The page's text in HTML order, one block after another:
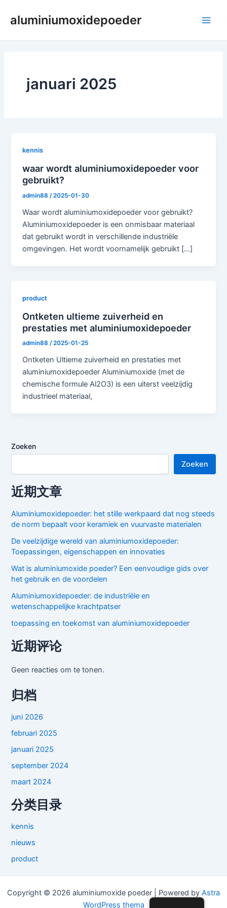
naaraluminiumoxidepoeder
januari 2025
kennis
waar wordt aluminiumoxidepoeder voor
gebruikt?
admin88/2025-01-30
Waar wordt aluminiumoxidepoeder voor gebruikt?
Aluminiumoxidepoeder is een onmisbaar materiaal
dat gebruikt wordt in verschillende industriële
omgevingen. Het wordt voornamelijk gebruikt [...]
product
Ontketen ultieme zuiverheid en
prestaties met aluminiumoxidepoeder
admin88/2025-01-25
Ontketen Ultieme zuiverheid en prestaties met
aluminiumoxidepoeder Aluminiumoxide (met de
chemische formule Al2O3) is een uiterst veelzijdig
industrieel materiaal,
Zoeken
Zoeken
近期文章
Aluminiumoxidepoeder: het stille werkpaard dat nog steeds
de norm bepaalt voor keramiek en vuurvaste materialen
De veelzijdige wereld van aluminiumoxidepoeder:
Toepassingen, eigenschappen en innovaties
Wat is aluminiumoxide poeder? Een eenvoudige gids over
het gebruik en de voordelen
Aluminiumoxidepoeder: de industriële en
wetenschappelijke krachtpatser
toepassing en toekomst van aluminiumoxidepoeder
近期评论
Geen reacties om te tonen.
归档
juni 2026
februari 2025
januari 2025
september 2024
maart 2024
分类目录
kennis
nieuws
product
Copyright © 2026 aluminiumoxide poeder | Powered by Astra
WordPress thema